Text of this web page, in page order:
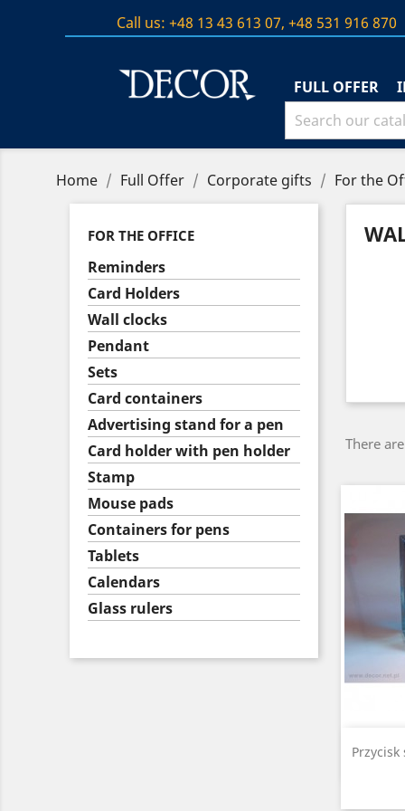
Call us: +48 13 43 613 07, +48 531 916 870
FULL OFFER
Home Full Offer Corporate gifts For the
FOR THE OFFICE
Reminders
Card Holders
Wall clocks
Pendant
Sets
Card containers
Advertising stand for a pen
Card holder with pen holder
Stamp
Mouse pads
Containers for pens
Tablets
Calendars
Glass rulers
There
Przycisk